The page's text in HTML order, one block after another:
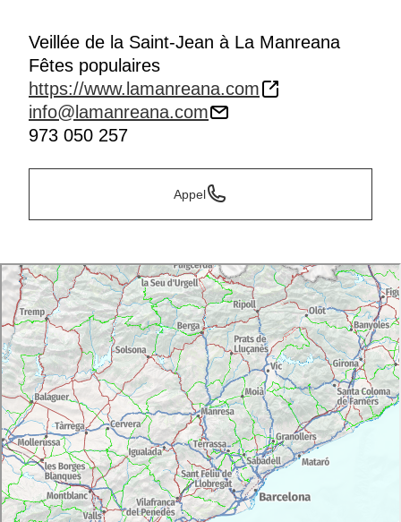
Veillée de la Saint-Jean à La Manreana
Fêtes populaires
https://www.lamanreana.com
info@lamanreana.com
973 050 257
Appel